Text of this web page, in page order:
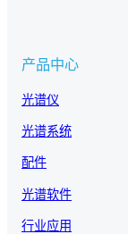
产品中心
光谱仪
光谱系统
配件
光谱软件
行业应用